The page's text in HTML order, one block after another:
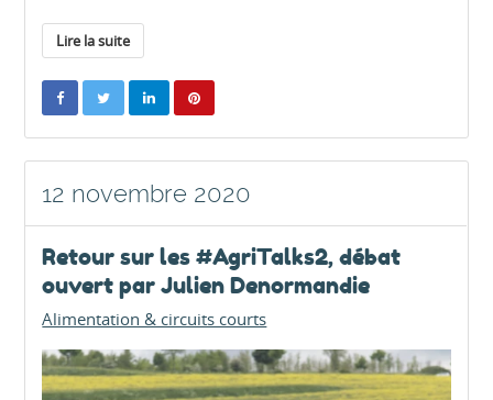
Lire la suite
12 novembre 2020
Retour sur les #AgriTalks2, débat
ouvert par Julien Denormandie
Alimentation & circuits courts